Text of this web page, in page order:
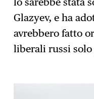
Glazyev, e ha
avrebbero fatto
liberali russi